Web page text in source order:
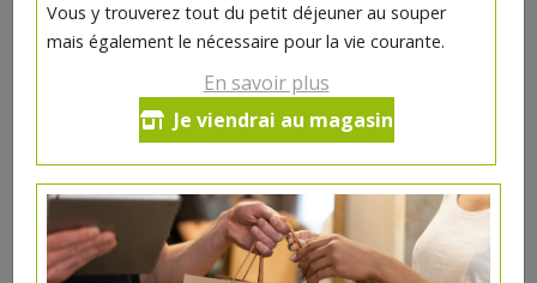
Vous y trouverez tout du petit déjeuner au souper
mais également le nécessaire pour la vie courante.
En savoir plus
Je viendrai au magasin
4€/pc
Ce produit est indisponible pour le moment.
DANS LA MÊME CATÉGORIE ...